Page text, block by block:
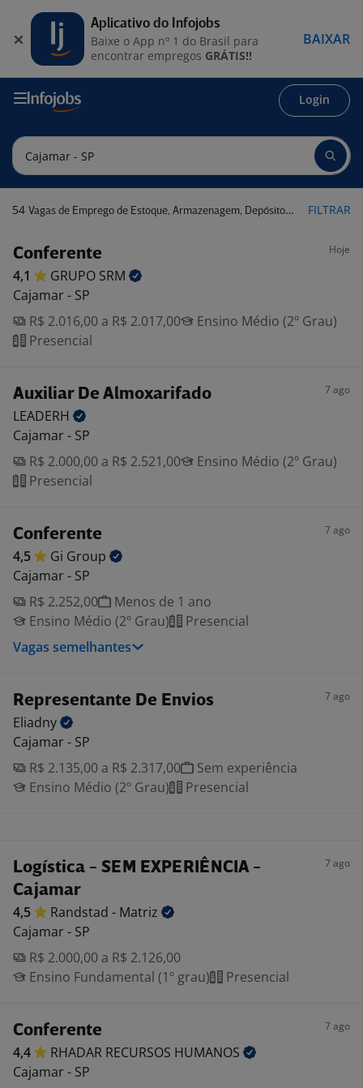
Login
54 Vagas de Emprego de Estoque, Armazenagem, Depósito em Cajamar - SP FILTRAR
Conferente Hoje
4,1 GRUPO SRM
Cajamar - SP
R$ 2.016,00 a R$ 2.017,00
Ensino Médio (2º Grau)
Presencial
Auxiliar De Almoxarifado 7 ago
LEADERH
Cajamar - SP
R$ 2.000,00 a R$ 2.521,00
Ensino Médio (2º Grau)
Presencial
Conferente 7 ago
4,5 Gi Group
Cajamar - SP
R$ 2.252,00
Menos de 1 ano
Ensino Médio (2º Grau)
Presencial
Vagas semelhantes
Representante De Envios 7 ago
Eliadny
Cajamar - SP
R$ 2.135,00 a R$ 2.317,00
Sem experiência
Ensino Médio (2º Grau)
Presencial
Logística - SEM EXPERIÊNCIA -
Cajamar
7 ago
4,5 Randstad - Matriz
Cajamar - SP
R$ 2.000,00 a R$ 2.126,00
Ensino Fundamental (1º grau)
Presencial
Conferente 7 ago
4,4 RHADAR RECURSOS HUMANOS
Cajamar - SP
Aplicativo do Infojobs
Baixe o App nº 1 do Brasil para
encontrar empregos GRÁTIS!!
BAIXAR